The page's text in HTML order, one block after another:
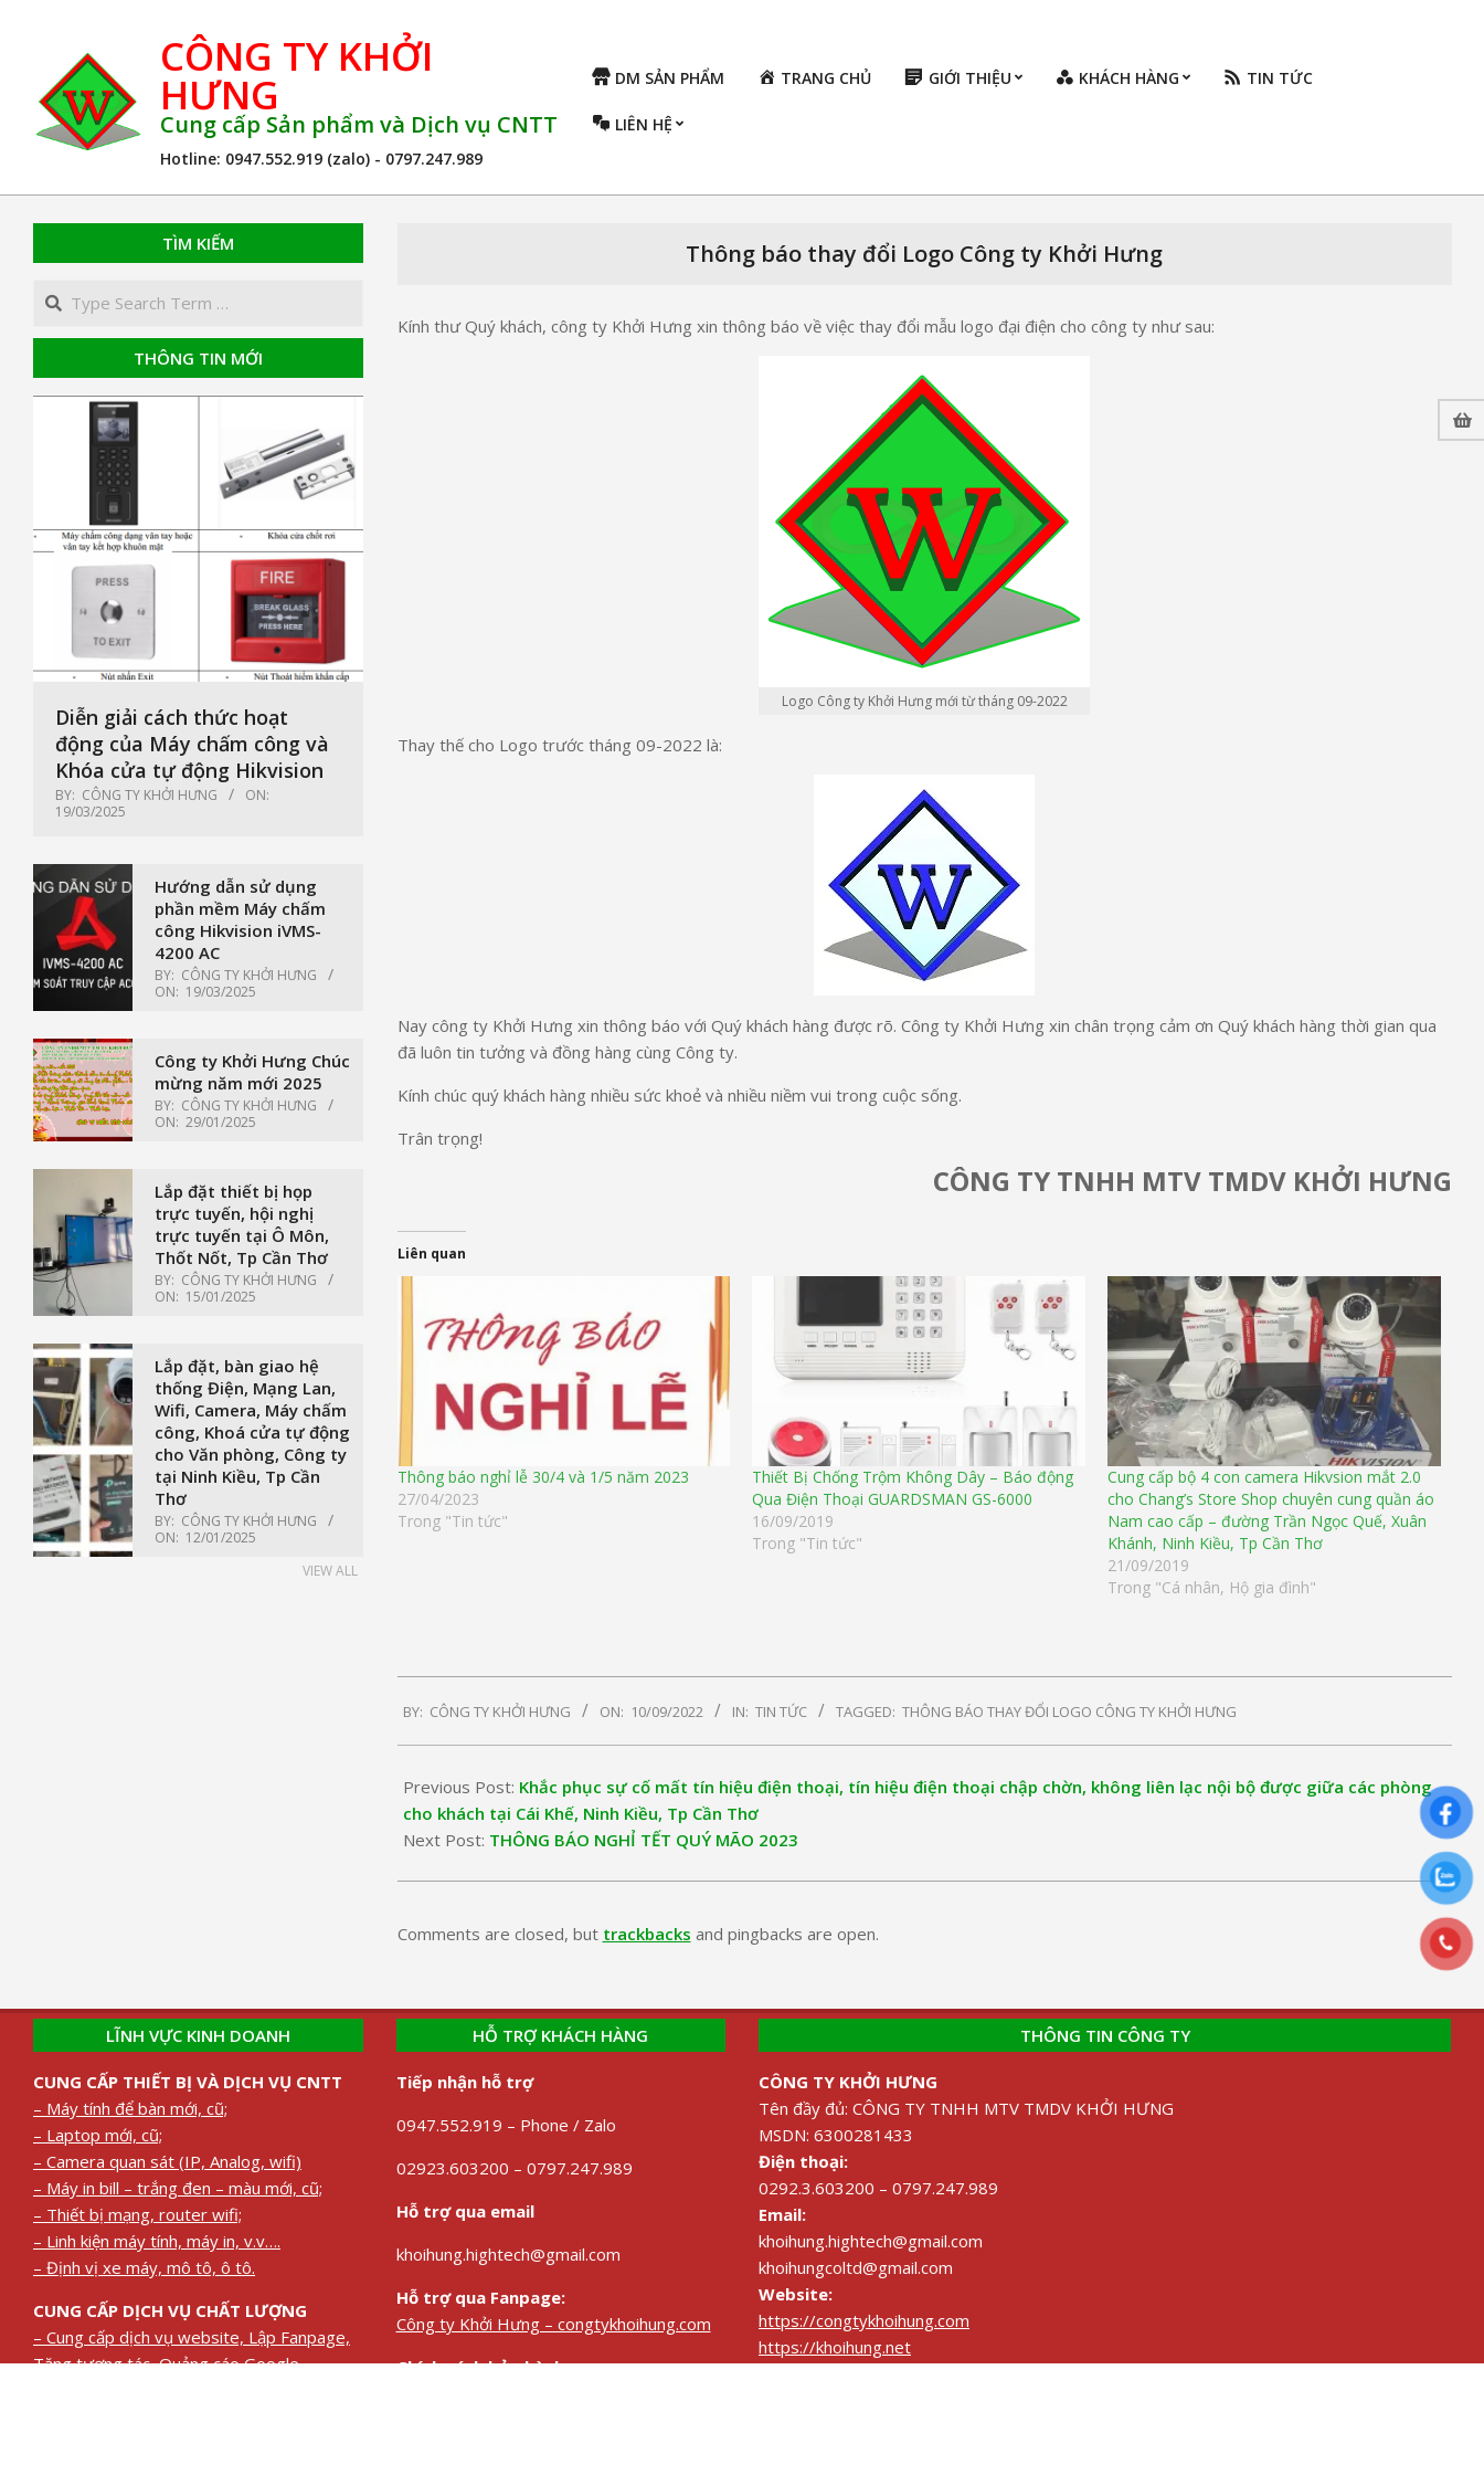
CÔNG TY KHỞI
HƯNG
Cung cấp Sản phẩm và Dịch vụ CNTT
Hotline: 0947.552.919 (zalo) - 0797.247.989
DM SẢN PHẨM TRANG CHỦ GIỚI THIỆU KHÁCH HÀNG TIN TỨC
LIÊN HỆ
Thông báo thay đổi Logo Công ty Khởi Hưng
Kính thư Quý khách, công ty Khởi Hưng xin thông báo về việc thay đổi mẫu logo đại điện cho công ty như sau:
Logo Công ty Khởi Hưng mới từ tháng 09-2022
Thay thế cho Logo trước tháng 09-2022 là:
Nay công ty Khởi Hưng xin thông báo với Quý khách hàng được rõ. Công ty Khởi Hưng xin chân trọng cảm ơn Quý khách hàng thời gian qua
đã luôn tin tưởng và đồng hàng cùng Công ty.
Kính chúc quý khách hàng nhiều sức khoẻ và nhiều niềm vui trong cuộc sống.
Trân trọng!
CÔNG TY TNHH MTV TMDV KHỞI HƯNG
Liên quan
Thông báo nghỉ lễ 30/4 và 1/5 năm 2023
27/04/2023
Trong "Tin tức"
Thiết Bị Chống Trộm Không Dây – Báo động
Qua Điện Thoại GUARDSMAN GS-6000
16/09/2019
Trong "Tin tức"
Cung cấp bộ 4 con camera Hikvsion mắt 2.0
cho Chang’s Store Shop chuyên cung quần áo
Nam cao cấp – đường Trần Ngọc Quế, Xuân
Khánh, Ninh Kiều, Tp Cần Thơ
21/09/2019
Trong "Cá nhân, Hộ gia đình"
09-
10
BY: CÔNG TY KHỞI HƯNG ON: 10/09/2022 IN: TIN TỨC TAGGED: THÔNG BÁO THAY ĐỔI LOGO CÔNG TY KHỞI HƯNG
Previous Post: Khắc phục sự cố mất tín hiệu điện thoại, tín hiệu điện thoại chập chờn, không liên lạc nội bộ được giữa các phòng
cho khách tại Cái Khế, Ninh Kiều, Tp Cần Thơ
Next Post: THÔNG BÁO NGHỈ TẾT QUÝ MÃO 2023
Comments are closed, but trackbacks and pingbacks are open.
TÌM KIẾM
Search
THÔNG TIN MỚI
Diễn giải cách thức hoạt
động của Máy chấm công và
Khóa cửa tự động Hikvision
BY: CÔNG TY KHỞI HƯNG
ON:
19/03/2025
Hướng dẫn sử dụng
phần mềm Máy chấm
công Hikvision iVMS-
4200 AC
BY: CÔNG TY KHỞI HƯNG
ON: 19/03/2025
Công ty Khởi Hưng Chúc
mừng năm mới 2025
BY: CÔNG TY KHỞI HƯNG
ON: 29/01/2025
Lắp đặt thiết bị họp
trực tuyến, hội nghị
trực tuyến tại Ô Môn,
Thốt Nốt, Tp Cần Thơ
BY: CÔNG TY KHỞI HƯNG
ON: 15/01/2025
Lắp đặt, bàn giao hệ
thống Điện, Mạng Lan,
Wifi, Camera, Máy chấm
công, Khoá cửa tự động
cho Văn phòng, Công ty
tại Ninh Kiều, Tp Cần
Thơ
BY: CÔNG TY KHỞI HƯNG
ON: 12/01/2025
VIEW ALL
LĨNH VỰC KINH DOANH
CUNG CẤP THIẾT BỊ VÀ DỊCH VỤ CNTT
– Máy tính để bàn mới, cũ;
– Laptop mới, cũ;
– Camera quan sát (IP, Analog, wifi)
– Máy in bill – trắng đen – màu mới, cũ;
– Thiết bị mạng, router wifi;
– Linh kiện máy tính, máy in, v.v….
– Định vị xe máy, mô tô, ô tô.
CUNG CẤP DỊCH VỤ CHẤT LƯỢNG
– Cung cấp dịch vụ website, Lập Fanpage,
Tăng tương tác, Quảng cáo Google,
HỖ TRỢ KHÁCH HÀNG
Tiếp nhận hỗ trợ
0947.552.919 – Phone / Zalo
02923.603200 – 0797.247.989
Hỗ trợ qua email
khoihung.hightech@gmail.com
Hỗ trợ qua Fanpage:
Công ty Khởi Hưng – congtykhoihung.com
Chính sách bảo hành:
THÔNG TIN CÔNG TY
CÔNG TY KHỞI HƯNG
Tên đầy đủ: CÔNG TY TNHH MTV TMDV KHỞI HƯNG
MSDN: 6300281433
Điện thoại:
0292.3.603200 – 0797.247.989
Email:
khoihung.hightech@gmail.com
khoihungcoltd@gmail.com
Website:
https://congtykhoihung.com
https://khoihung.net